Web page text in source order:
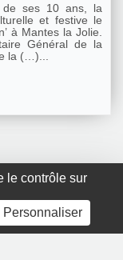
le contrôle sur
Personnaliser
ses 10 ans, la
et festive le
à Mantes la Jolie.
Général de la
de la (…)...
GRDR Copyright
|Contact